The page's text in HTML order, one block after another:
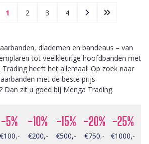
1 2 3 4
diademen en bandeaus – van
tot veelkleurige hoofdbanden met
heeft het allemaal! Op zoek naar
met de beste prijs-
Dan zit u goed bij Menga Trading.
-5% -10% -15% -20% -25%
€100,- €200,- €500,- €750,- €1000,-